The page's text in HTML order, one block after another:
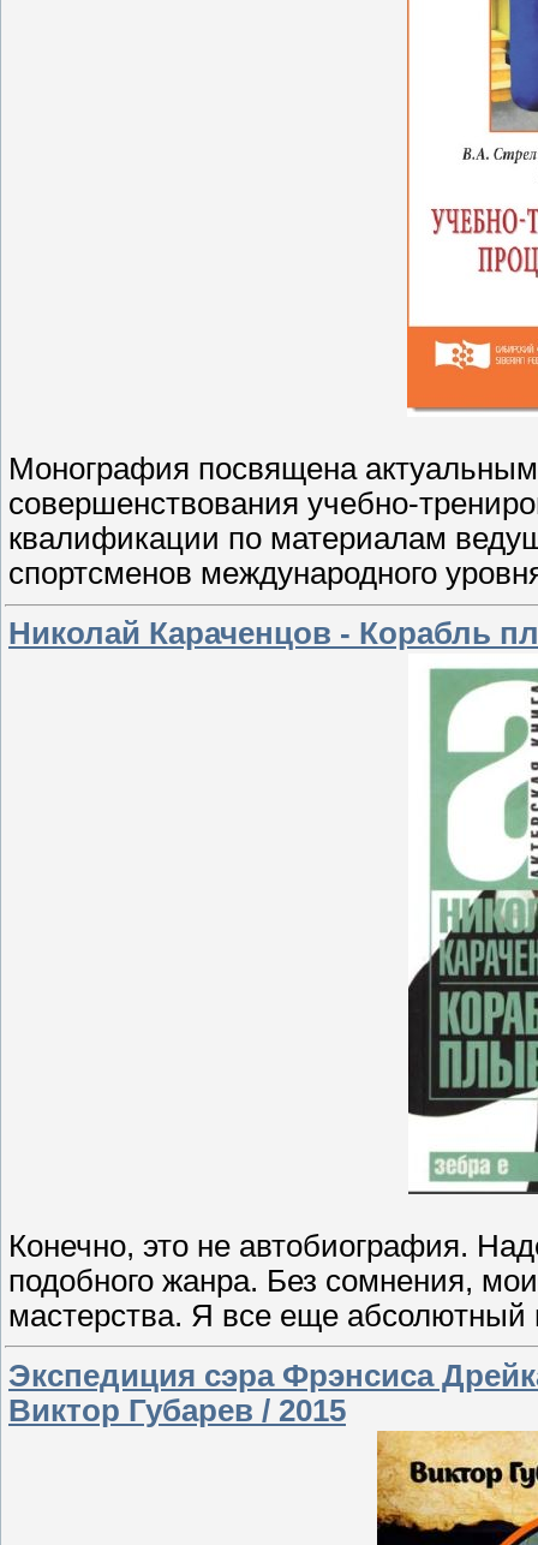
Монография посвящена
совершенствования учебно-
квалификации по материалам
спортсменов международного
Николай Караченцов - Корабль
Конечно, это не автобиография.
подобного жанра. Без сомнения,
мастерства. Я все еще абсолютный
Экспедиция сэра Фрэнсиса
Виктор Губарев / 2015